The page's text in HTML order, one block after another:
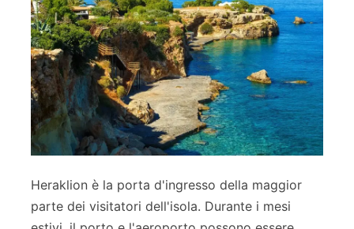
Heraklion è la porta d'ingresso della maggior
parte dei visitatori dell'isola. Durante i mesi